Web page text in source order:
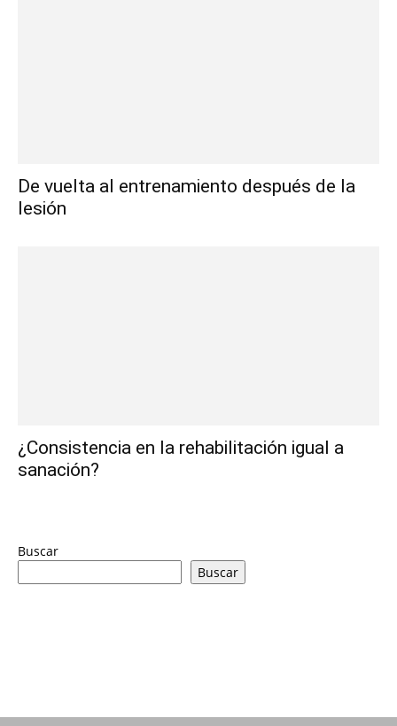
De vuelta al entrenamiento después de la
lesión
¿Consistencia en la rehabilitación igual a
sanación?
Buscar
Buscar